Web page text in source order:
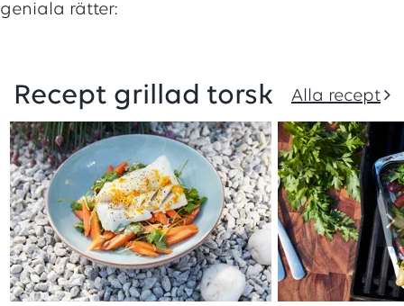
geniala rätter:
Recept grillad torsk Alla recept